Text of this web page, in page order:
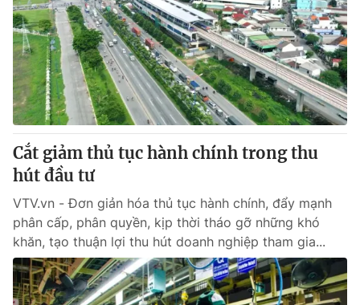
Cắt giảm thủ tục hành chính trong thu
hút đầu tư
VTV.vn - Đơn giản hóa thủ tục hành chính, đẩy mạnh
phân cấp, phân quyền, kịp thời tháo gỡ những khó
khăn, tạo thuận lợi thu hút doanh nghiệp tham gia...